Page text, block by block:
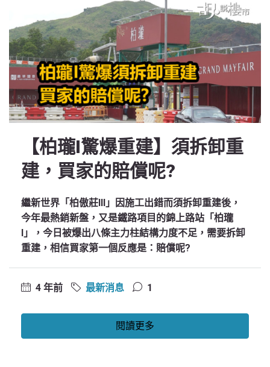
【柏瓏I驚爆重建】須拆卸重
建，買家的賠償呢?
繼新世界「柏傲莊III」因施工出錯而須拆卸重建後，
今年最熱銷新盤，又是鐵路項目的錦上路站「柏瓏
I」，今日被爆出八條主力柱結構力度不足，需要拆卸
重建，相信買家第一個反應是：賠償呢?
4 年前 最新消息 1
閱讀更多